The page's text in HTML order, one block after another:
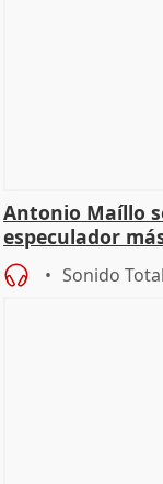
Antonio Maíllo
especulador
Becerril
Sonido